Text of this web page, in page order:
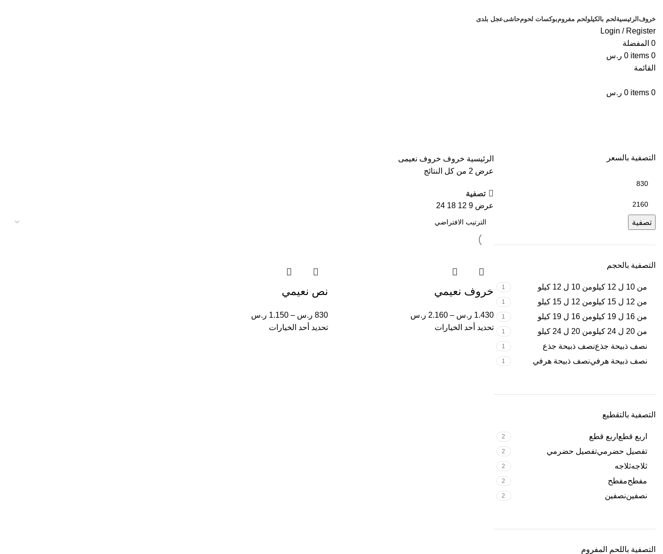
خروف الرئيسيةلحم بالكيلولحم مفرومبوكسات لحومحاشىعجل بلدى
Login / Register
0 المفضلة
0
items
0 ر.س
القائمة
0
items
0 ر.س
التصفية بالسعر
تصفية
التصفية بالحجم
من 10 ل 12 كيلو من 10 ل 12 كيلو 1
من 12 ل 15 كيلو من 12 ل 15 كيلو 1
من 16 ل 19 كيلو من 16 ل 19 كيلو 1
من 20 ل 24 كيلو من 20 ل 24 كيلو 1
نصف ذبيحة جذعنصف ذبيحة جذع 1
نصف ذبيحة هرفينصف ذبيحة هرفي 1
التصفية بالتقطيع
اربع قطع اربع قطع 2
تفصيل حضرميتفصيل حضرمي 2
ثلاجهثلاجه 2
مفطحمفطح 2
نصفيننصفين 2
التصفية باللحم المفروم
الرئيسية خروف خروف نعيمى
عرض ⁦2⁩ من كل النتائج
تصفية
عرض9
12
18
24
خروف نعيمي
1.430 ر.س –
2.160 ر.س
تحديد أحد الخيارات
نص نعيمي
830 ر.س –
1.150 ر.س
تحديد أحد الخيارات